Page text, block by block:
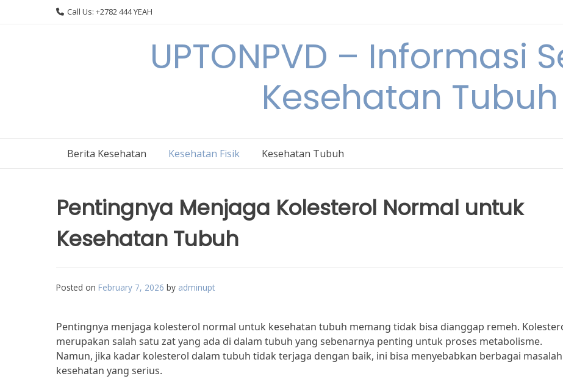
Call Us: +2782 444 YEAH
UPTONPVD – Informasi
Kesehatan Tubuh
Berita Kesehatan Kesehatan Fisik Kesehatan Tubuh
Pentingnya Menjaga Kolesterol Normal untuk
Kesehatan Tubuh
Posted on February 7, 2026 by adminupt
Pentingnya menjaga kolesterol normal untuk kesehatan tubuh memang tidak bisa dianggap remeh.
merupakan salah satu zat yang ada di dalam tubuh yang sebenarnya penting untuk proses metabolisme.
Namun, jika kadar kolesterol dalam tubuh tidak terjaga dengan baik, ini bisa menyebabkan berbagai masalah
kesehatan yang serius.